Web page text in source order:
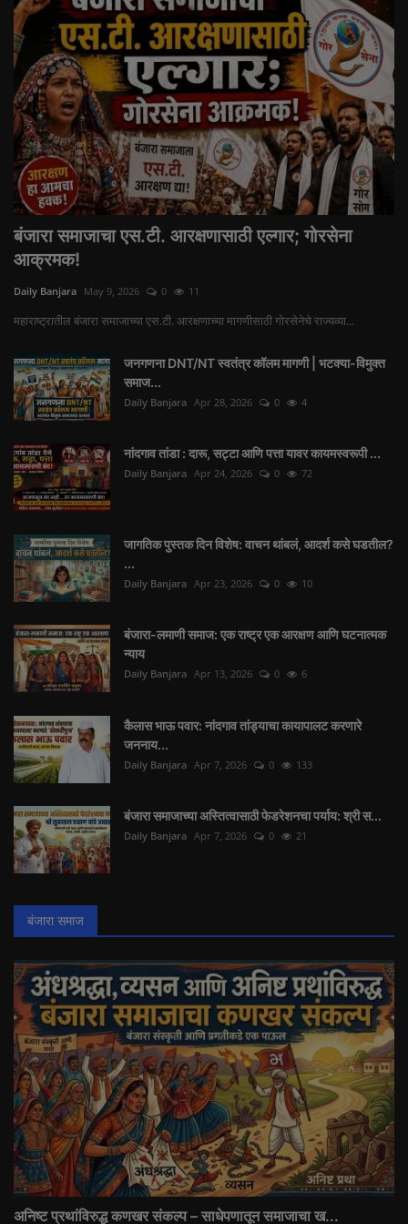
बंजारा समाजाचा एस.टी. आरक्षणासाठी एल्गार; गोरसेना
आक्रमक!
Daily Banjara May 9, 2026 0 11
महाराष्ट्रातील बंजारा समाजाच्या एस.टी. आरक्षणाच्या मागणीसाठी गोरसेनेचे राज्यव्या...
जनगणना DNT/NT स्वतंत्र कॉलम मागणी | भटक्या-विमुक्त
समाज...
Daily Banjara Apr 28, 2026 0 4
नांदगाव तांडा : दारू, सट्टा आणि पत्ता यावर कायमस्वरूपी ...
Daily Banjara Apr 24, 2026 0 72
जागतिक पुस्तक दिन विशेष: वाचन थांबलं, आदर्श कसे घडतील?
...
Daily Banjara Apr 23, 2026 0 10
बंजारा-लमाणी समाज: एक राष्ट्र एक आरक्षण आणि घटनात्मक
न्याय
Daily Banjara Apr 13, 2026 0 6
कैलास भाऊ पवार: नांदगाव तांड्याचा कायापालट करणारे
जननाय...
Daily Banjara Apr 7, 2026 0 133
बंजारा समाजाच्या अस्तित्वासाठी फेडरेशनचा पर्याय: श्री स...
Daily Banjara Apr 7, 2026 0 21
बंजारा समाज
अनिष्ट प्रथांविरुद्ध कणखर संकल्प – साधेपणातून समाजाचा ख...